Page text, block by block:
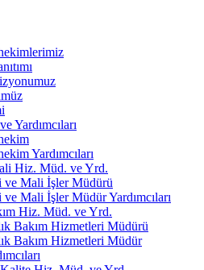
Yardımcıları
Yardımcıları
Hiz. Müd. ve Yrd.
ve Mali İşler Müdürü
ve Mali İşler Müdür Yardımcıları
Hiz. Müd. ve Yrd.
Bakım Hizmetleri Müdürü
Bakım Hizmetleri Müdür